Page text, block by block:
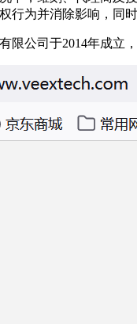
行为并消除影响，同
限公司于2014年成立